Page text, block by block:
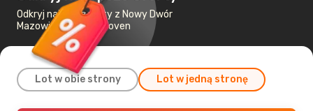
Odkryj najtańsze loty z Nowy Dwór
Mazowiecki do Eindhoven
Lot w obie strony Lot w jedną stronę